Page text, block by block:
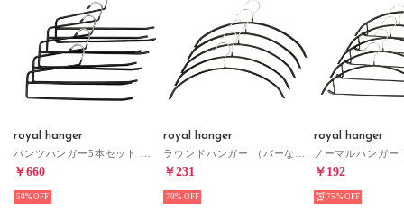
royal hanger
￥660
50%
royal hanger
￥231
70%
royal hanger
￥192
75%